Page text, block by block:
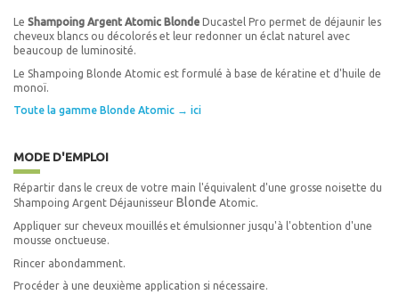
Le Shampoing Argent Atomic Blonde Ducastel Pro permet de déjaunir les
cheveux blancs ou décolorés et leur redonner un éclat naturel avec
beaucoup de luminosité.
Le Shampoing Blonde Atomic est formulé à base de kératine et d'huile de
monoï.
Toute la gamme Blonde Atomic → ici
MODE D'EMPLOI
Répartir dans le creux de votre main l'équivalent d'une grosse noisette du
Shampoing Argent Déjaunisseur Blonde Atomic.
Appliquer sur cheveux mouillés et émulsionner jusqu'à l'obtention d'une
mousse onctueuse.
Rincer abondamment.
Procéder à une deuxième application si nécessaire.